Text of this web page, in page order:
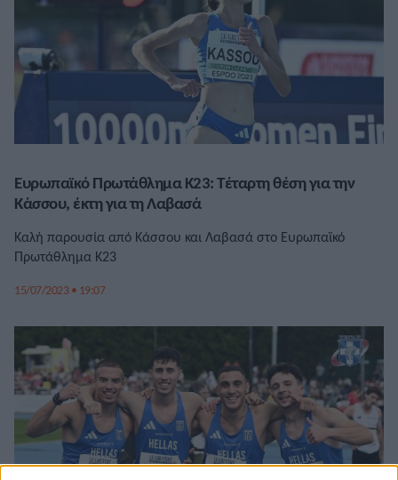
Ευρωπαϊκό Πρωτάθλημα Κ23: Τέταρτη θέση για την
Κάσσου, έκτη για τη Λαβασά
Καλή παρουσία από Κάσσου και Λαβασά στο Ευρωπαϊκό
Πρωτάθλημα Κ23
15/07/2023 • 19:07